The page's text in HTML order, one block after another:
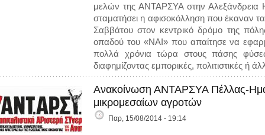
μελών της ΑΝΤΑΡΣΥΑ στην Αλεξάνδρεια
σταματήσει η αφισοκόλληση που έκαναν
Σαββάτου στον κεντρικό δρόμο της
οπαδού του «ΝΑΙ» που απαίτησε να
πολλά χρόνια τώρα στους πάσης
διαφημίζοντας εμπορικές, πολιτιστικές ή
Ανακοίνωση ΑΝΤΑΡΣΥΑ Πέλλας-
μικρομεσαίων αγροτών
Παρ, 15/08/2014 - 19:14